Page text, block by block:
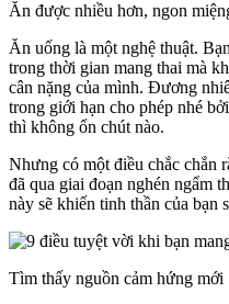
Ăn được nhiều hơn, ngon
Ăn uống là một nghệ thuật.
trong thời gian mang thai mà
cân nặng của mình. Đương
trong giới hạn cho phép nhé
thì không ổn chút nào.
Nhưng có một điều chắc chắn
đã qua giai đoạn nghén ngẩm
này sẽ khiến tinh thần của bạn
Tìm thấy nguồn cảm hứng mới